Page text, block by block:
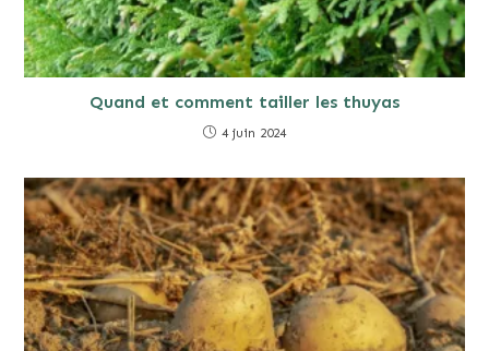
Quand et comment tailler les thuyas
4 juin 2024